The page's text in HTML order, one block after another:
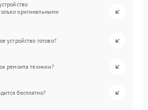
оригинальными
устройство готово?
ремонта техники?
бесплатно?